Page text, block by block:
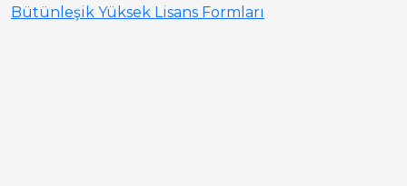
Bütünleşik Yüksek Lisans Formları